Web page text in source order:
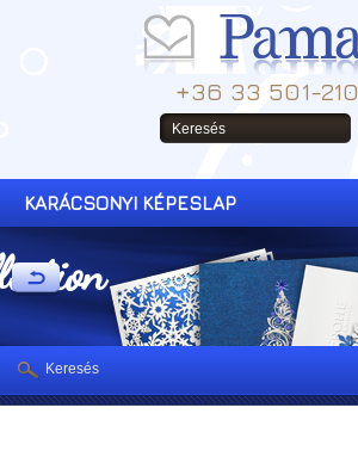
+36 33 501-210
KARÁCSONYI KÉPESLAP
Keresés